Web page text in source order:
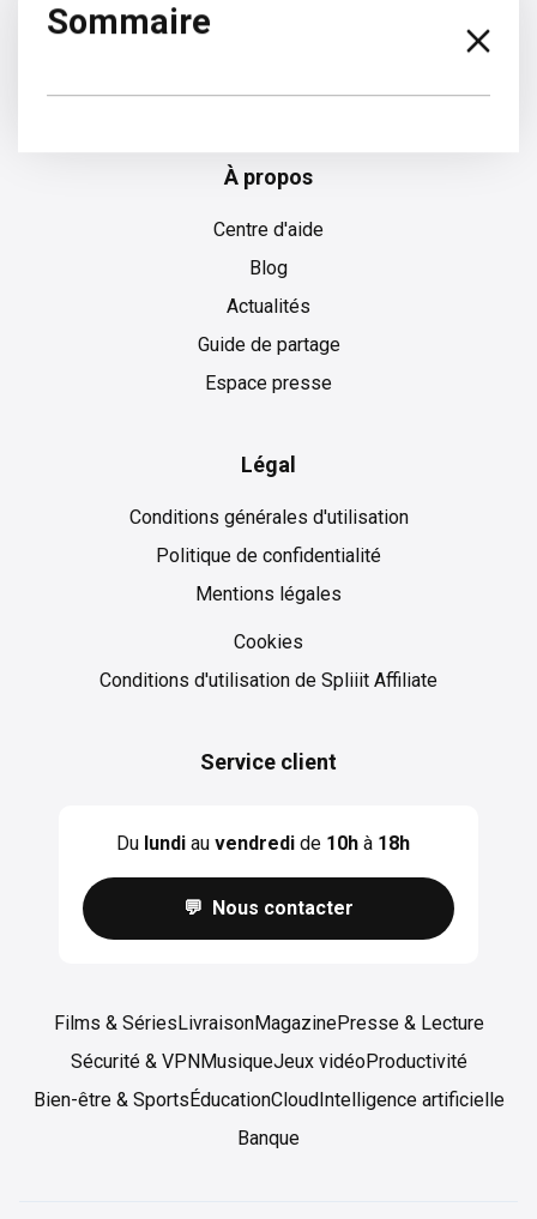
Sommaire
À propos
Centre d'aide
Blog
Actualités
Guide de partage
Espace presse
Légal
Conditions générales d'utilisation
Politique de confidentialité
Mentions légales
Cookies
Cookies
Conditions d'utilisation de Spliiit Affiliate
Service client
Du lundiau vendredide 10hà 18h
💬 Nous contacter
Films & SériesLivraisonMagazinePresse & Lecture
Sécurité & VPNMusiqueJeux vidéoProductivité
Bien-être & SportsÉducationCloudIntelligence artificielle
Banque